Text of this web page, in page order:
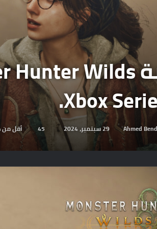
Xbox
Ahmed 29 سبتمبر، 2024 45 أقل من